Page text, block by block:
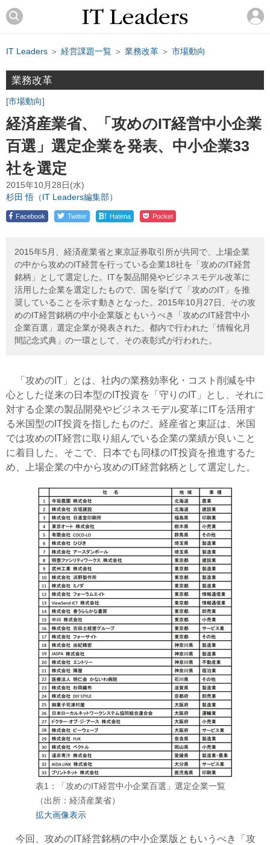
IT Leaders ＞ 経営課題一覧 ＞ 業務改革 ＞ 市場動向
業務改革
市場動向
経済産業省、「攻めのIT経営中小企業
百選」選定企業を発表、中小企業33
社を選定
2015年10月28日(水)
杉田 悟（IT Leaders編集部）
Facebook Twitter ! Hatena Pocket
2015年5月、経済産業省と東京証券取引所が共同で、上場企業
の中から攻めのIT経営を行っている企業18社を「攻めのIT経営
銘柄」として選定した。ITを製品開発やビジネスモデル改革に
活用した企業を選定したもので、国を挙げて「攻めのIT」を推
奨していることを示す動きとなった。2015年10月27日、その攻
めのIT経営銘柄の中小企業版ともいうべき「攻めのIT経営中小
企業百選」選定企業が発表された。都内で行われた「情報化月
間記念式典」の一環として、その表彰式が行われた。
「攻めのIT」とは、社内の業務効率化・コスト削減を中
心とした従来の日本型のIT投資を「守りのIT」とし、それに
対する企業の製品開発やビジネスモデル変革にITを活用す
る米国型のIT投資を指したものだ。経産省と東証は、米国
では攻めのIT経営に取り組んでいる企業の業績が良いこと
に着目した。そこで、日本でも同様のIT投資を推進するた
め、上場企業の中から攻めのIT経営銘柄として選定した。
表1：「攻めのIT経営中小企業百選」選定企業一覧
（出所：経済産業省）
拡大画像表示
今回、攻めのIT経営銘柄の中小企業版ともいうべき「攻